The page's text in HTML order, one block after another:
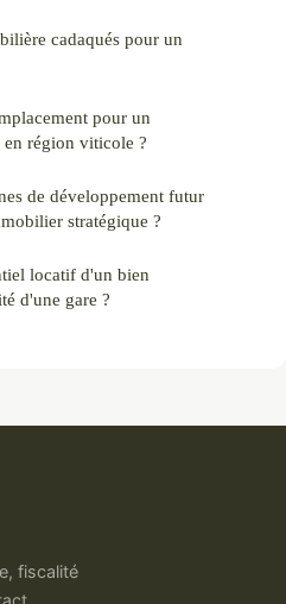
cadaqués pour un
pour un
région viticole ?
de développement futur
stratégique ?
locatif d'un bien
d'une gare ?
fiscalité